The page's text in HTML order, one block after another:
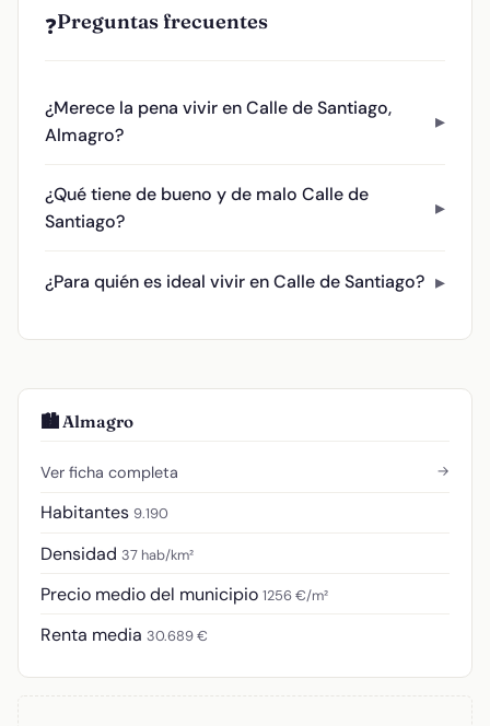
❓Preguntas frecuentes
¿Merece la pena vivir en Calle de Santiago,
Almagro?
¿Qué tiene de bueno y de malo Calle de
Santiago?
¿Para quién es ideal vivir en Calle de Santiago?
🏙️ Almagro
Ver ficha completa →
Habitantes 9.190
Densidad 37 hab/km²
Precio medio del municipio 1256 €/m²
Renta media 30.689 €